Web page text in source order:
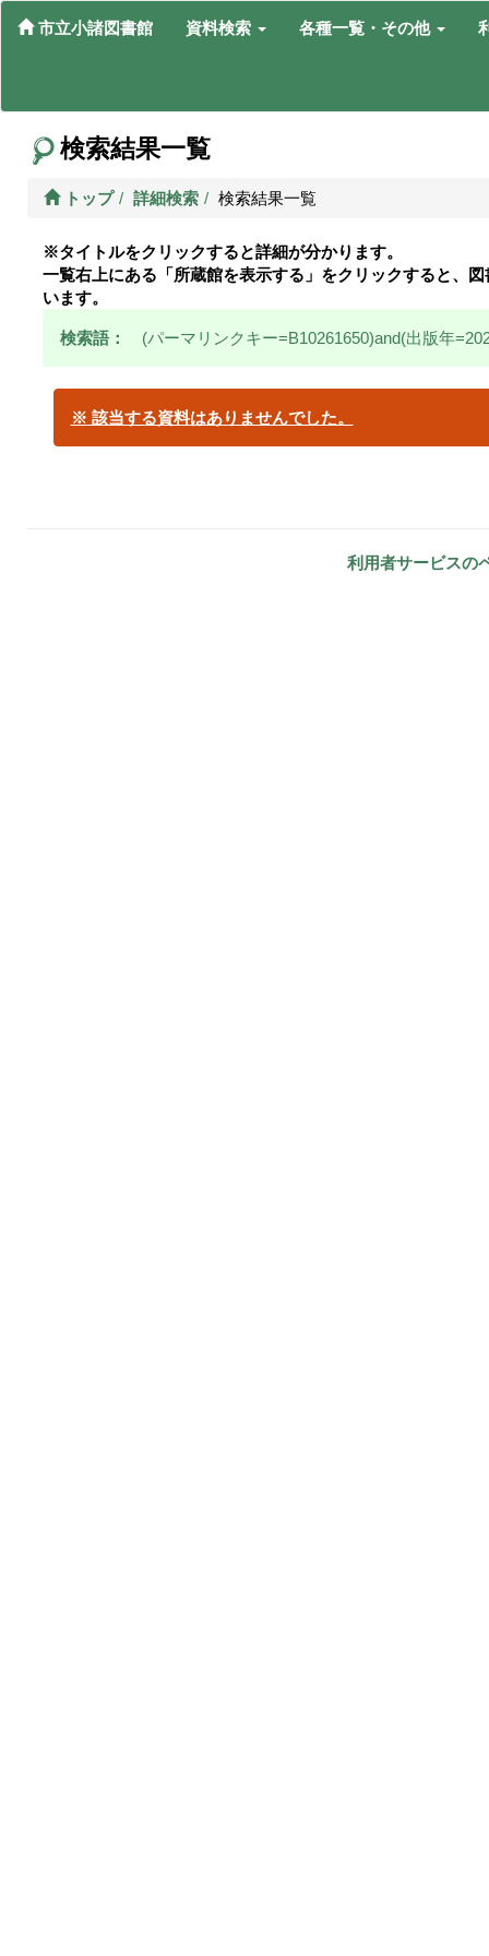
市立小諸図書館 資料検索 各種一覧・その他
検索結果一覧
トップ 詳細検索 検索結果一覧
※タイトルをクリックすると詳細が分かります。
一覧右上にある「所蔵館を表示する」をクリックすると、
います。
検索語： (パーマリンクキー=B10261650)and(出版年
※ 該当する資料はありませんでした。
利用者サービスの